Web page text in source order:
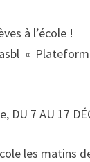
à l’école !
«
DU 7 AU 17
les matins